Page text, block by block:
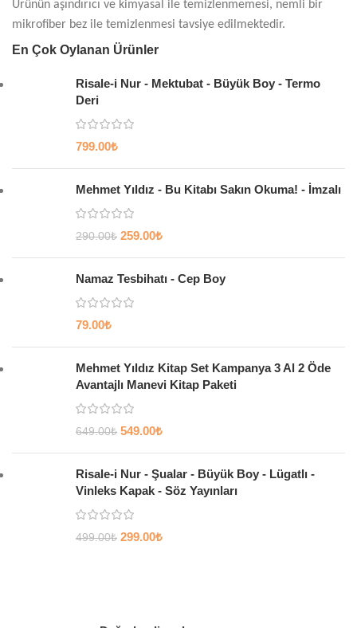
Ürünün aşındırıcı ve kimyasal ile temizlenmemesi, nemli bir
mikrofiber bez ile temizlenmesi tavsiye edilmektedir.
En Çok Oylanan Ürünler
Risale-i Nur - Mektubat - Büyük Boy - Termo
Deri
799.00₺
Mehmet Yıldız - Bu Kitabı Sakın Okuma! - İmzalı
290.00₺ 259.00₺
Namaz Tesbihatı - Cep Boy
79.00₺
Mehmet Yıldız Kitap Set Kampanya 3 Al 2 Öde
Avantajlı Manevi Kitap Paketi
649.00₺ 549.00₺
Risale-i Nur - Şualar - Büyük Boy - Lügatlı -
Vinleks Kapak - Söz Yayınları
499.00₺ 299.00₺